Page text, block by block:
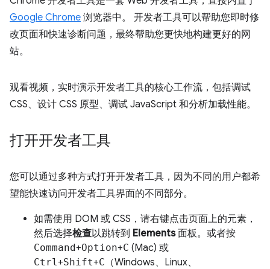
Google Chrome 浏览器中。 开发者工具可以帮助您即时修
改页面和快速诊断问题，最终帮助您更快地构建更好的网
站。
观看视频，实时演示开发者工具的核心工作流，包括调试
CSS、设计 CSS 原型、调试 JavaScript 和分析加载性能。
打开开发者工具
您可以通过多种方式打开开发者工具，因为不同的用户都希
望能快速访问开发者工具界面的不同部分。
如需使用 DOM 或 CSS，请右键点击页面上的元素，
然后选择检查以跳转到 Elements面板。或者按
Command+Option+C (Mac) 或
Ctrl+Shift+C （Windows、Linux、